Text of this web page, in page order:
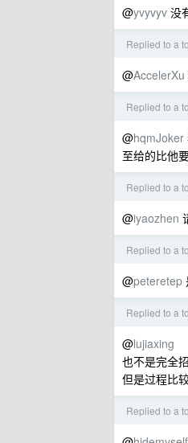
@yvyvyv 没
Replied to a
@AccelerXu
Replied to a
@hqmJoker
至给的比他
Replied to a
@iyaozhen
Replied to a
@peteretep
Replied to a
@lujiaxing
也不是完全
但是过程比
Replied to a